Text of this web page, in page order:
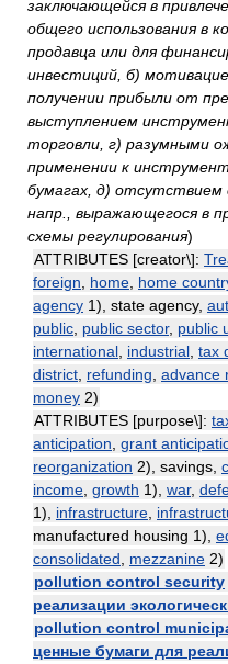
заключающейся в
общего использования в
продавца или для
инвестиций, б)
получении прибыли от
выступлением
торговли, г) разумными
применении к
бумагах, д)
напр., выражающегося в
схемы регулирования)
ATTRIBUTES [creator\]:
foreign
home home
agency 1), state agency,
public public sector, public
international industrial tax
district refunding advance
money 2)
ATTRIBUTES [purpose\]:
anticipation grant
reorganization 2), savings,
income growth 1), war,
1), infrastructure
manufactured housing 1),
consolidated
mezzanine 2)
pollution control security
реализации
pollution control
ценные бумаги для